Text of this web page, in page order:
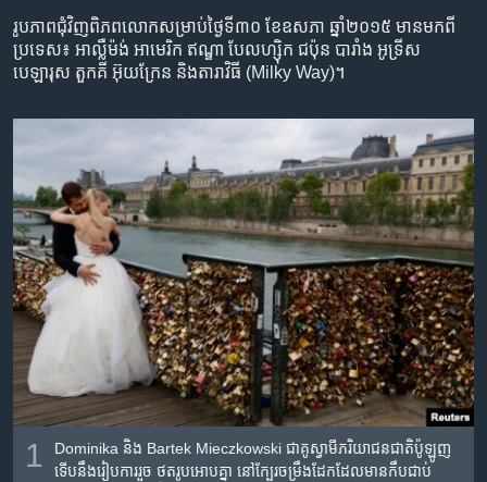
ព័ត៌មាន​​
តែ​
ទៅ​
ទំព័រ​
រចនា
សម្ព័ន្ធ​
រំលង​
និង​
ទៅ​
កាន់​
ទំព័រ​
ស្វែង​
ហេឡូវីអូអេ
កម្ពុជាច្នៃប្រតិដ្ឋ
វិទ្យុ / ផតខាសថ៍
កម្មវិធីទាំងអស់
Khmer English
បណ្តាញ​សង្គម
ភាសា
រូប​ភាព​ជុំវិញ​ពិភពលោក​សម្រាប់​ថ្ងៃ​ទី​៣០ ខែ​ឧសភា​ ឆ្នាំ​២០១៥​ មាន​មក​ពី​
ប្រទេស៖ អាល្លឺម៉ង់ អាមេរិក​ ឥណ្ឌា​ បែលហ្ស៊ិក ជប៉ុន​ បារាំង​ អូទ្រីស​
បេឡារុស​ តួកគី អ៊ុយក្រែន​ និង​តារាវិធី​ (Milky Way)។​
1
Dominika និង​ Bartek Mieczkowski ជា​គូ​ស្វាមី​ភរិយា​ជន​ជាតិ​ប៉ូឡូញ​​
ទើប​នឹង​រៀប​ការ​រួច​ ថត​រូប​អោប​គ្នា​ នៅ​ក្បែរ​ចម្រឹង​ដែក​ដែល​មាន​កឹប​ជាប់​